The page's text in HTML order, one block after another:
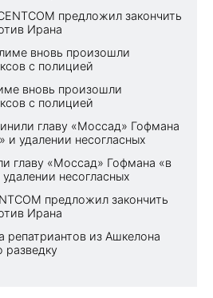
предложил закончить
Ирана
вновь произошли
с полицией
вновь произошли
с полицией
главу «Моссад» Гофмана
и удалении несогласных
главу «Моссад» Гофмана «в
несогласных
предложил закончить
Ирана
репатриантов из Ашкелона
разведку